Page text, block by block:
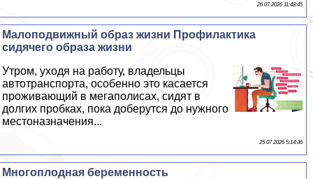
26 07 2026 11:48:45
Малоподвижный образ жизни Профилактика
сидячего образа жизни
Утром, уходя на работу, владельцы
автотрaнcпорта, особенно это касается
проживающий в мегаполисах, сидят в
долгих пробках, пока доберутся до нужного
местоназначения...
25 07 2026 5:14:36
Многоплодная беременность